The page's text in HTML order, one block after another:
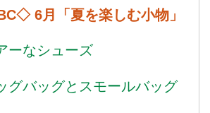
6月「夏を楽しむ小物」
ーなシューズ
グバッグとスモールバッグ